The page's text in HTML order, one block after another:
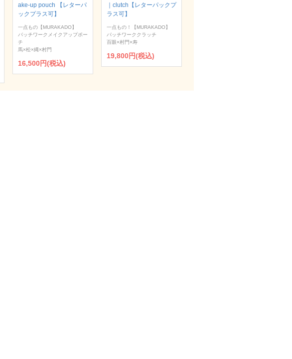
ake-up pouch 【レターパ
ックプラス可】
一点もの【MURAKADO】
パッチワークメイクアップポー
チ
馬×松×縄×村門
16,500円(税込)
｜clutch【レターパックプ
ラス可】
一点もの！【MURAKADO】
パッチワーククラッチ
百眼×村門×寿
19,800円(税込)